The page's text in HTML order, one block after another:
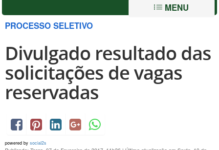
MENU
PROCESSO SELETIVO
Divulgado resultado das
solicitações de vagas
reservadas
powered by social2s